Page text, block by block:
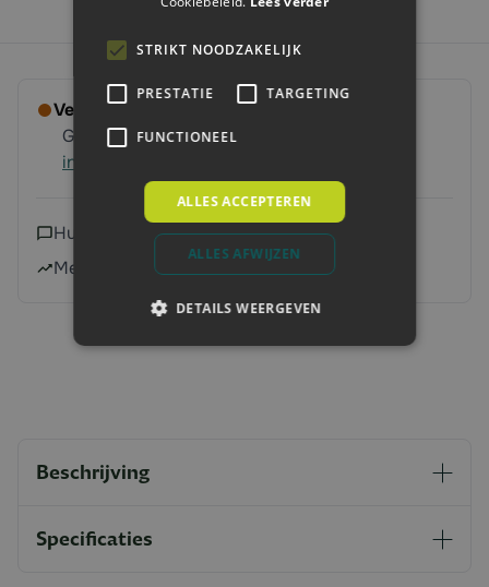
Verwachte levertijd 2 - 6 werkdagen
Gratis verzending vanaf 250 euro
informatie
Hulp nodig?Neem contact met ons op
Meer dan 240.000 klanten geholpen
Beschrijving
Specificaties
STRIKT NOODZAKELIJK
PRESTATIE TARGETING
FUNCTIONEEL
ALLES ACCEPTEREN
ALLES AFWIJZEN
DETAILS WEERGEVEN